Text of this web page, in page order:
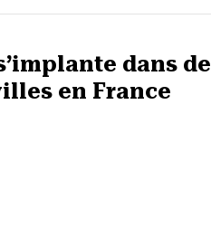
dans de
en France